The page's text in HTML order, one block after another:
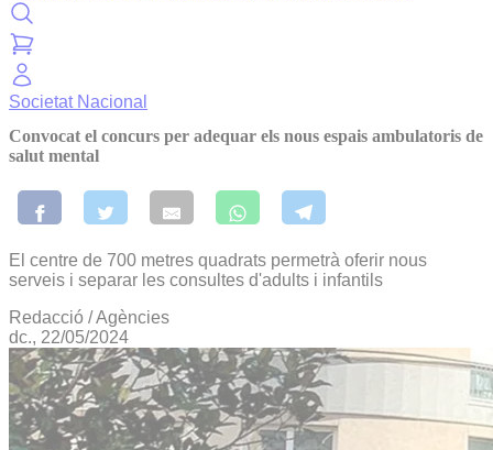
Societat Nacional
Convocat el concurs per adequar els nous espais ambulatoris de
salut mental
El centre de 700 metres quadrats permetrà oferir nous
serveis i separar les consultes d'adults i infantils
Redacció / Agències
dc., 22/05/2024